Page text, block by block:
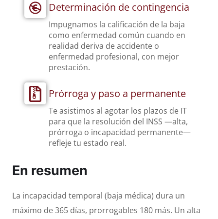
Determinación de contingencia
Impugnamos la calificación de la baja
como enfermedad común cuando en
realidad deriva de accidente o
enfermedad profesional, con mejor
prestación.
Prórroga y paso a permanente
Te asistimos al agotar los plazos de IT
para que la resolución del INSS —alta,
prórroga o incapacidad permanente—
refleje tu estado real.
En resumen
La incapacidad temporal (baja médica) dura un
máximo de 365 días, prorrogables 180 más. Un alta